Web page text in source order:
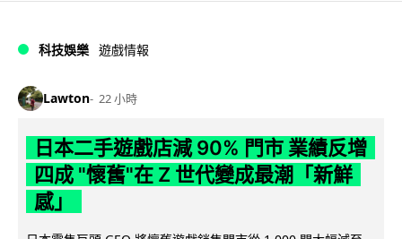
科技娛樂 遊戲情報
Lawton 22 小時
日本二手遊戲店減 90% 門市 業績反增
四成 "懷舊"在 Z 世代變成最潮「新鮮
感」